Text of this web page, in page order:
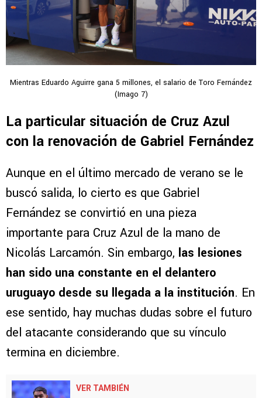
Mientras Eduardo Aguirre gana 5 millones, el salario de Toro Fernández
(Imago 7)
La particular situación de Cruz Azul
con la renovación de Gabriel Fernández
Aunque en el último mercado de verano se le
buscó salida, lo cierto es que Gabriel
Fernández se convirtió en una pieza
importante para Cruz Azul de la mano de
Nicolás Larcamón. Sin embargo, las lesiones
han sido una constante en el delantero
uruguayo desde su llegada a la institución. En
ese sentido, hay muchas dudas sobre el futuro
del atacante considerando que su vínculo
termina en diciembre.
VER TAMBIÉN